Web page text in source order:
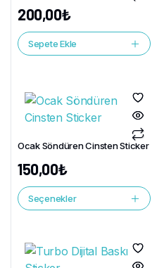
200,00₺
Sepete Ekle
Ocak Söndüren Cinsten Sticker
150,00₺
Seçenekler